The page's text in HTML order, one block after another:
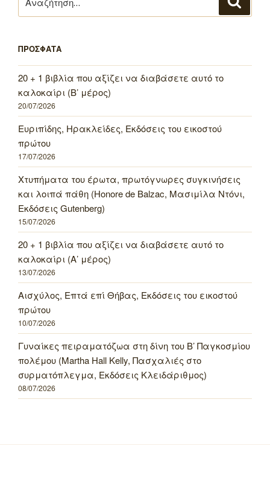
για:
ΠΡΟΣΦΑΤΑ
20 + 1 βιβλία που αξίζει να διαβάσετε αυτό το
καλοκαίρι (Β’ μέρος)
20/07/2026
Ευριπίδης, Ηρακλείδες, Εκδόσεις του εικοστού
πρώτου
17/07/2026
Χτυπήματα του έρωτα, πρωτόγνωρες συγκινήσεις
και λοιπά πάθη (Honore de Balzac, Μασιμίλα Ντόνι,
Εκδόσεις Gutenberg)
15/07/2026
20 + 1 βιβλία που αξίζει να διαβάσετε αυτό το
καλοκαίρι (Α’ μέρος)
13/07/2026
Αισχύλος, Επτά επί Θήβας, Εκδόσεις του εικοστού
πρώτου
10/07/2026
Γυναίκες πειραματόζωα στη δίνη του Β’ Παγκοσμίου
πολέμου (Martha Hall Kelly, Πασχαλιές στο
συρματόπλεγμα, Εκδόσεις Κλειδάριθμος)
08/07/2026